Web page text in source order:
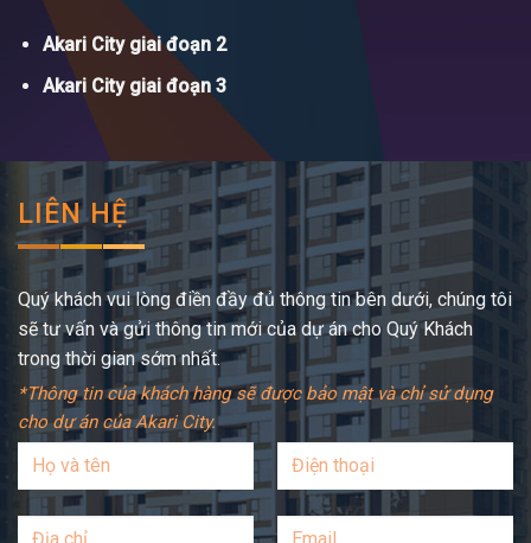
Akari City giai đoạn 2
Akari City giai đoạn 3
LIÊN HỆ
Quý khách vui lòng điền đầy đủ thông tin bên dưới, chúng tôi
sẽ tư vấn và gửi thông tin mới của dự án cho Quý Khách
trong thời gian sớm nhất.
*Thông tin của khách hàng sẽ được bảo mật và chỉ sử dụng
cho dự án của Akari City.